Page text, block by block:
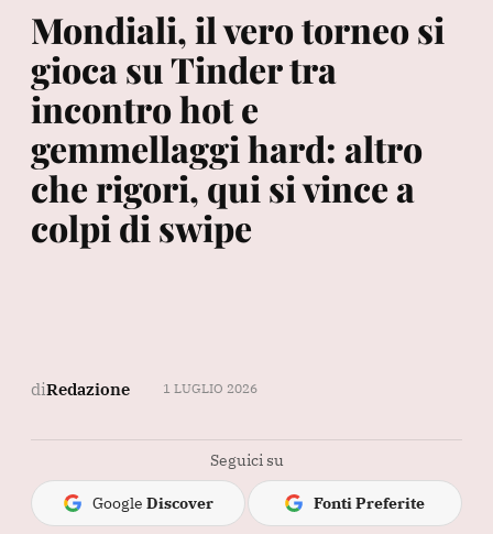
Mondiali, il vero torneo si
gioca su Tinder tra
incontro hot e
gemmellaggi hard: altro
che rigori, qui si vince a
colpi di swipe
diRedazione 1 LUGLIO 2026
Seguici su
Google Discover Fonti Preferite